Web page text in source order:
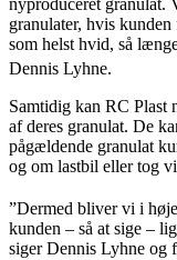
nyproduceret granulat.
granulater, hvis
som helst hvid, så
Dennis Lyhne.
Samtidig kan RC Plast
af deres granulat. De
pågældende granulat
og om lastbil eller tog
”Dermed bliver vi i
kunden – så at sige –
siger Dennis Lyhne og